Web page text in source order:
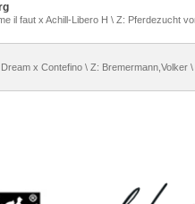
il faut x Achill-Libero H \ Z: Pferdezucht
x Contefino \ Z: Bremermann,Volker